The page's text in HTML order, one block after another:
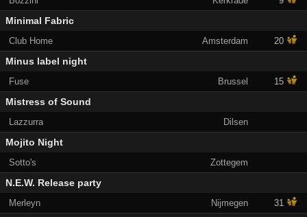
Minimal Fabric
Club Home Amsterdam 20
Minus label night
Fuse Brussel 15
Mistress of Sound
Lazzurra Dilsen
Mojito Night
Sotto's Zottegem
N.E.W. Release party
Merleyn Nijmegen 31